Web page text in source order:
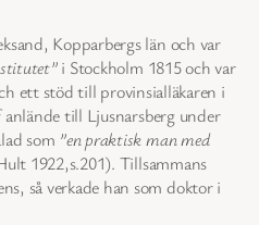
Kopparbergs län och var
i Stockholm 1815 och var
ett stöd till provinsialläkaren i
till Ljusnarsberg under
som ”en praktisk man med
1922,s.201). Tillsammans
så verkade han som doktor i